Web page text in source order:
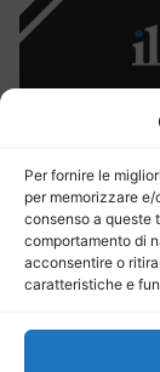
Per fornire le
per memorizzare
consenso a queste
comportamento di
acconsentire o
caratteristiche e